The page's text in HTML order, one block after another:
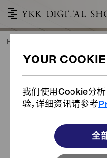
我们使用Cookie分
验，详细资讯请参考
全
尼龙拉链（
HOME